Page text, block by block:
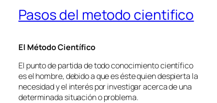
Pasos del metodo cientifico
El Método Científico
El punto de partida de todo conocimiento científico
es el hombre, debido a que es éste quien despierta la
necesidad y el interés por investigar acerca de una
determinada situación o problema.